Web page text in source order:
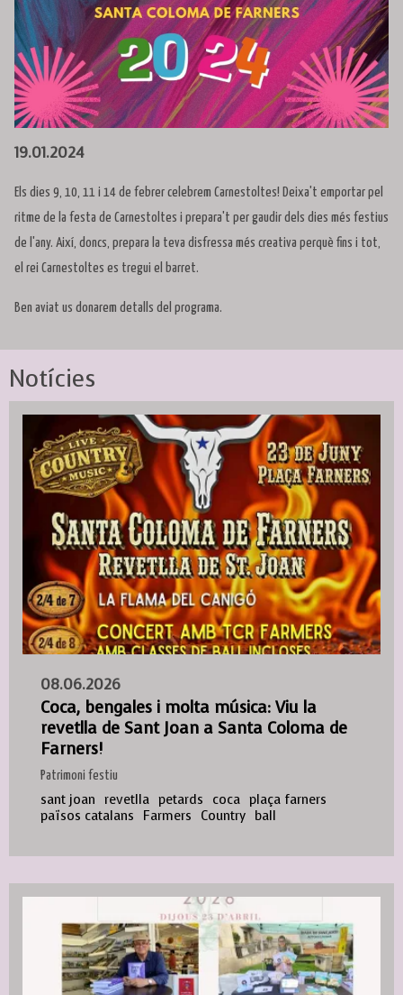
19.01.2024
Els dies 9, 10, 11 i 14 de febrer celebrem Carnestoltes! Deixa't emportar pel
ritme de la festa de Carnestoltes i prepara't per gaudir dels dies més festius
de l'any. Així, doncs, prepara la teva disfressa més creativa perquè fins i tot,
el rei Carnestoltes es tregui el barret.
Ben aviat us donarem detalls del programa.
Notícies
08.06.2026
Coca, bengales i molta música: Viu la
revetlla de Sant Joan a Santa Coloma de
Farners!
Patrimoni festiu
sant joan revetlla petards coca plaça farners
països catalans
Farmers Country ball